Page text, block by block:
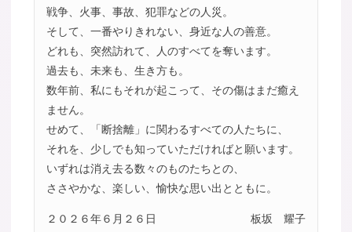
戦争、火事、事故、犯罪などの人災。
そして、一番やりきれない、身近な人の善意。
どれも、突然訪れて、人のすべてを奪います。
過去も、未来も、生き方も。
数年前、私にもそれが起こって、その傷はまだ癒え
ません。
せめて、「断捨離」に関わるすべての人たちに、
それを、少しでも知っていただければと願います。
いずれは消え去る数々のものたちとの、
ささやかな、楽しい、愉快な思い出とともに。
２０２６年６月２６日 板坂 耀子